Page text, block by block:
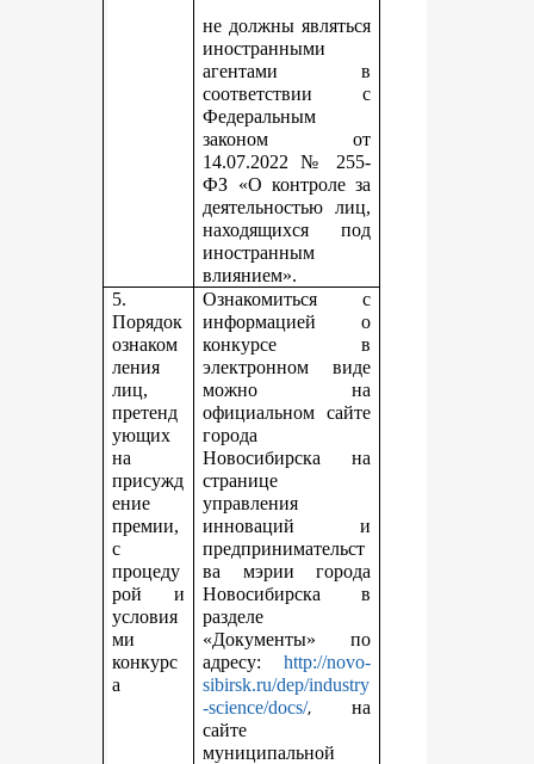
не должны являться
иностранными
агентами в
соответствии с
Федеральным
законом от
14.07.2022 № 255-
ФЗ «О контроле за
деятельностью лиц,
находящихся под
иностранным
влиянием».
5.
Порядок
ознаком
ления
лиц,
претенд
ующих
на
присужд
ение
премии,
с
процеду
рой и
условия
ми
конкурс
а
Ознакомиться с
информацией о
конкурсе в
электронном виде
можно на
официальном сайте
города
Новосибирска на
странице
управления
инноваций и
предпринимательст
ва мэрии города
Новосибирска в
разделе
«Документы» по
адресу:http://novo-
sibirsk.ru/dep/industry
-science/docs/,на
сайте
муниципальной